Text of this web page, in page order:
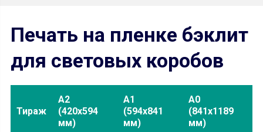
Печать на пленке бэклит
для световых коробов
Тираж
А2
(420х594
мм)
А1
(594х841
мм)
А0
(841х1189
мм)